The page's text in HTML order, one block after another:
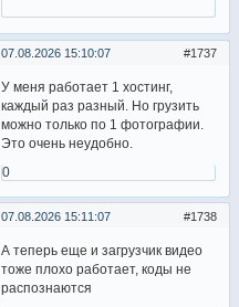
1737
07.08.2026 15:10:07
У меня работает 1 хостинг,
каждый раз разный. Но грузить
можно только по 1 фотографии.
Это очень неудобно.
0
1738
07.08.2026 15:11:07
А теперь еще и загрузчик видео
тоже плохо работает, коды не
распознаются